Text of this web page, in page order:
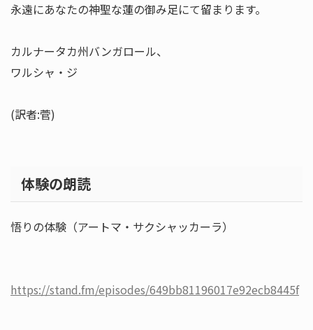
永遠にあなたの神聖な蓮の御み足にて留まります。
カルナータカ州バンガロール、
ワルシャ・ジ
(訳者:菅)
体験の朗読
悟りの体験（アートマ・サクシャッカーラ）
https://stand.fm/episodes/649bb81196017e92ecb8445f